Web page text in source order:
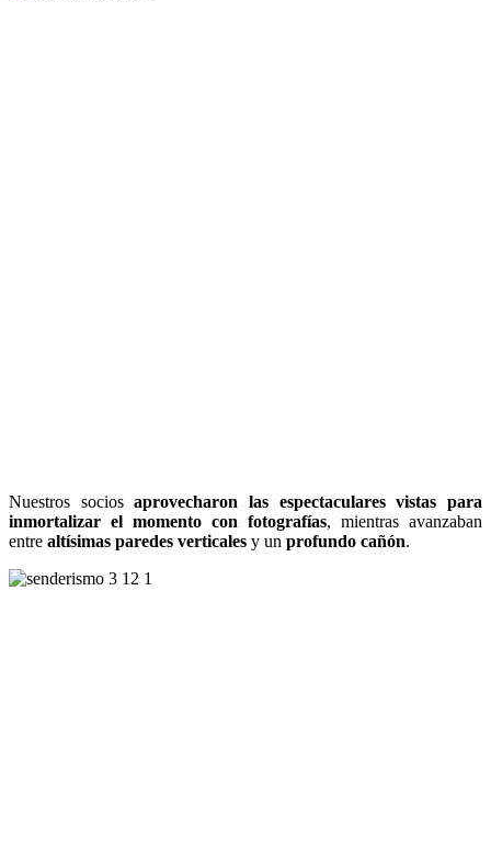
Nuestros sociosaprovecharon las espectaculares vistas para
inmortalizar el momento con fotografías, mientras avanzaban
entre altísimas paredes verticales y un profundo cañón.